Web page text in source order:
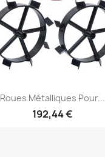
Roues Métalliques Pour...
192,44 €